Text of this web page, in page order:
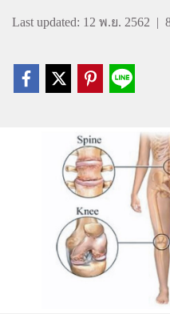
Last updated: 12 พ.ย. 2562 |